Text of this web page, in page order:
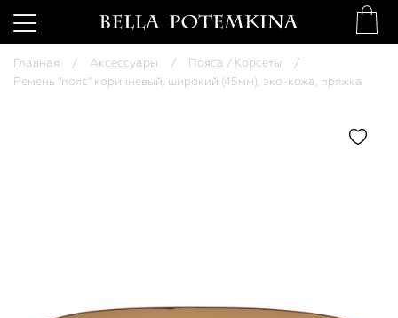
Главная Аксессуары
Пояса / Корсеты
Ремень "пояс" коричневый, широкий (45мм), эко-кожа, пряжка